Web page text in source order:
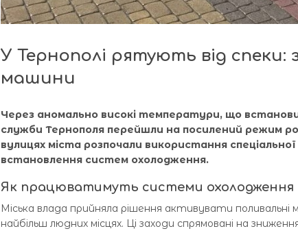
У Тернополі рятують від спеки:
машини
Через аномально високі температури, що
служби Тернополя перейшли на посилений режим
вулицях міста розпочали використання
встановлення систем охолодження.
Як працюватимуть системи охолодження
Міська влада прийняла рішення активувати поливальні
найбільш людних місцях. Ці заходи спрямовані на